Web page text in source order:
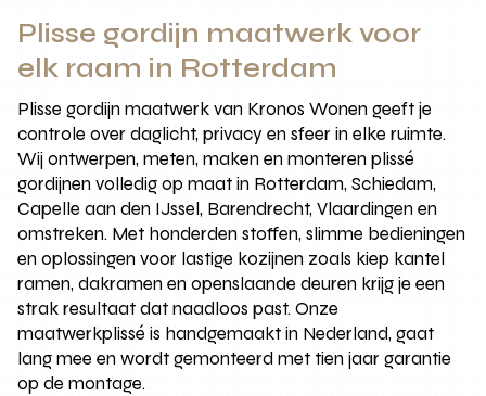
Plisse gordijn maatwerk voor
elk raam in Rotterdam
Plisse gordijn maatwerk van Kronos Wonen geeft je
controle over daglicht, privacy en sfeer in elke ruimte.
Wij ontwerpen, meten, maken en monteren plissé
gordijnen volledig op maat in Rotterdam, Schiedam,
Capelle aan den IJssel, Barendrecht, Vlaardingen en
omstreken. Met honderden stoffen, slimme bedieningen
en oplossingen voor lastige kozijnen zoals kiep kantel
ramen, dakramen en openslaande deuren krijg je een
strak resultaat dat naadloos past. Onze
maatwerkplissé is handgemaakt in Nederland, gaat
lang mee en wordt gemonteerd met tien jaar garantie
op de montage.